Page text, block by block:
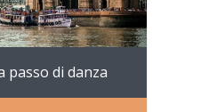
passo di danza